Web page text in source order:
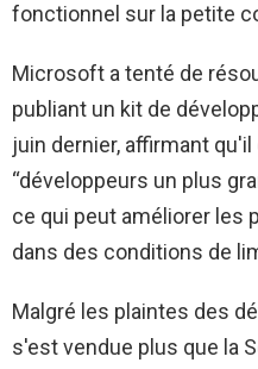
fonctionnel sur la petite
Microsoft a tenté de
publiant un kit de
juin dernier, affirmant
“développeurs un plus
ce qui peut améliorer les
dans des conditions de
Malgré les plaintes des
s'est vendue plus que la